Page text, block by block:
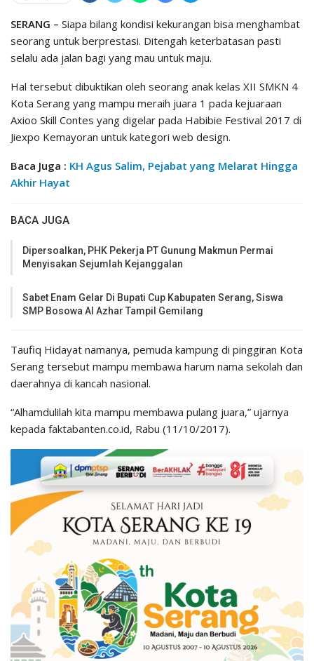
SERANG – Siapa bilang kondisi kekurangan bisa menghambat
seorang untuk berprestasi. Ditengah keterbatasan pasti
selalu ada jalan bagi yang mau untuk maju.
Hal tersebut dibuktikan oleh seorang anak kelas XII SMKN 4
Kota Serang yang mampu meraih juara 1 pada kejuaraan
Axioo Skill Contes yang digelar pada Habibie Festival 2017 di
Jiexpo Kemayoran untuk kategori web design.
Baca Juga : KH Agus Salim, Pejabat yang Melarat Hingga
Akhir Hayat
BACA JUGA
Dipersoalkan, PHK Pekerja PT Gunung Makmun Permai
Menyisakan Sejumlah Kejanggalan
Sabet Enam Gelar Di Bupati Cup Kabupaten Serang, Siswa
SMP Bosowa Al Azhar Tampil Gemilang
Taufiq Hidayat namanya, pemuda kampung di pinggiran Kota
Serang tersebut mampu membawa harum nama sekolah dan
daerahnya di kancah nasional.
“Alhamdulilah kita mampu membawa pulang juara,” ujarnya
kepada faktabanten.co.id, Rabu (11/10/2017).